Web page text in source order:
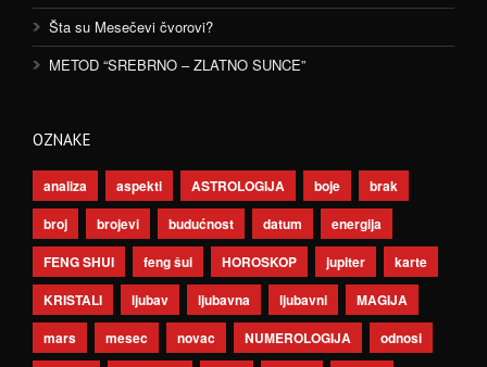
Šta su Mesečevi čvorovi?
METOD “SREBRNO – ZLATNO SUNCE”
OZNAKE
analiza aspekti ASTROLOGIJA boje
brak
broj
brojevi budućnost datum
energija
FENG SHUI
feng šui HOROSKOP jupiter
karte
KRISTALI
ljubav ljubavna ljubavni
MAGIJA
mars
mesec novac NUMEROLOGIJA
odnosi